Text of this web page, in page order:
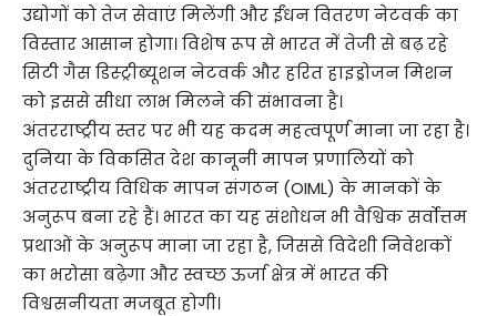
उद्योगों को तेज सेवाएं मिलेंगी और ईंधन वितरण नेटवर्क का
विस्तार आसान होगा। विशेष रूप से भारत में तेजी से बढ़ रहे
सिटी गैस डिस्ट्रीब्यूशन नेटवर्क और हरित हाइड्रोजन मिशन
को इससे सीधा लाभ मिलने की संभावना है।
अंतरराष्ट्रीय स्तर पर भी यह कदम महत्वपूर्ण माना जा रहा है।
दुनिया के विकसित देश कानूनी मापन प्रणालियों को
अंतरराष्ट्रीय विधिक मापन संगठन (OIML) के मानकों के
अनुरूप बना रहे हैं। भारत का यह संशोधन भी वैश्विक सर्वोत्तम
प्रथाओं के अनुरूप माना जा रहा है, जिससे विदेशी निवेशकों
का भरोसा बढ़ेगा और स्वच्छ ऊर्जा क्षेत्र में भारत की
विश्वसनीयता मजबूत होगी।